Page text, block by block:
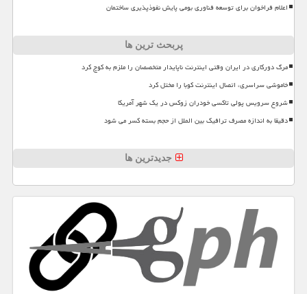
اعلام فراخوان برای توسعه فناوری بومی پایش نفوذپذیری ساختمان
پربحث ترین ها
مرگ دورکاری در ایران وقتی اینترنت ناپایدار متخصصان را ملزم به کوچ کرد
خاموشی سراسری، اتصال اینترنت کوبا را مختل کرد
شروع سرویس پولی تاکسی خودران زوکس در یک شهر آمریکا
دقیقا به اندازه مصرف ترافیک بین الملل از حجم بسته کسر می شود
جدیدترین ها